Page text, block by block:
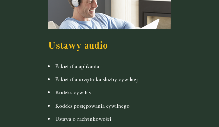
Ustawy audio
Pakiet dla aplikanta
Pakiet dla urzędnika służby cywilnej
Kodeks cywilny
Kodeks postępowania cywilnego
Ustawa o rachunkowości